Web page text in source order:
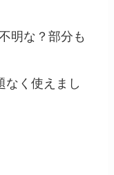
明な？部分も
なく使えまし